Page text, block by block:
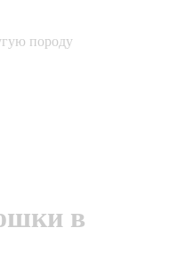
породу
в